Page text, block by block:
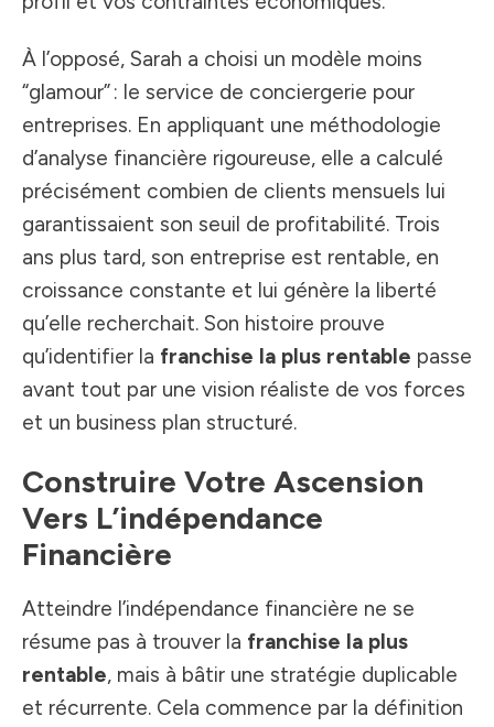
À l’opposé, Sarah a choisi un modèle moins
“glamour” : le service de conciergerie pour
entreprises. En appliquant une méthodologie
d’analyse financière rigoureuse, elle a calculé
précisément combien de clients mensuels lui
garantissaient son seuil de profitabilité. Trois
ans plus tard, son entreprise est rentable, en
croissance constante et lui génère la liberté
qu’elle recherchait. Son histoire prouve
qu’identifier la franchise la plus rentable passe
avant tout par une vision réaliste de vos forces
et un business plan structuré.
Construire Votre Ascension
Vers L’indépendance
Financière
Atteindre l’indépendance financière ne se
résume pas à trouver la franchise la plus
rentable, mais à bâtir une stratégie duplicable
et récurrente. Cela commence par la définition